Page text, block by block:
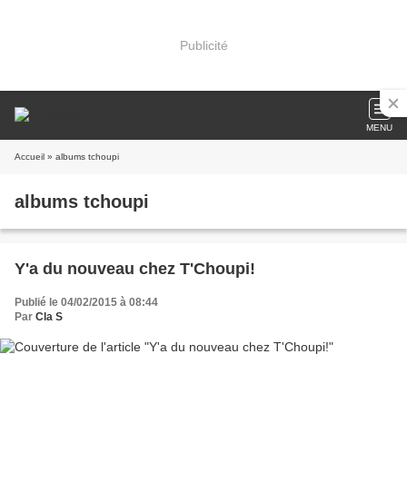
Publicité
MENU
Accueil » albums tchoupi
albums tchoupi
Y'a du nouveau chez T'Choupi!
Publié le 04/02/2015 à 08:44
Par Cla S